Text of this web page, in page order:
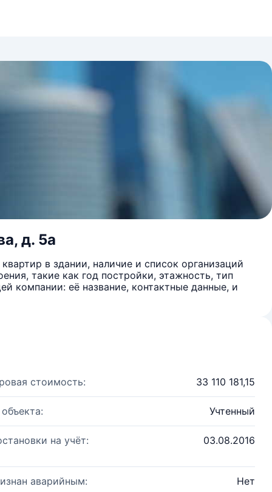
д. 5а
в здании, наличие и список организаций
такие как год постройки, этажность, тип
компании: её название, контактные данные, и
стоимость: 33 110 181,15
Учтенный
на учёт: 03.08.2016
аварийным: Нет